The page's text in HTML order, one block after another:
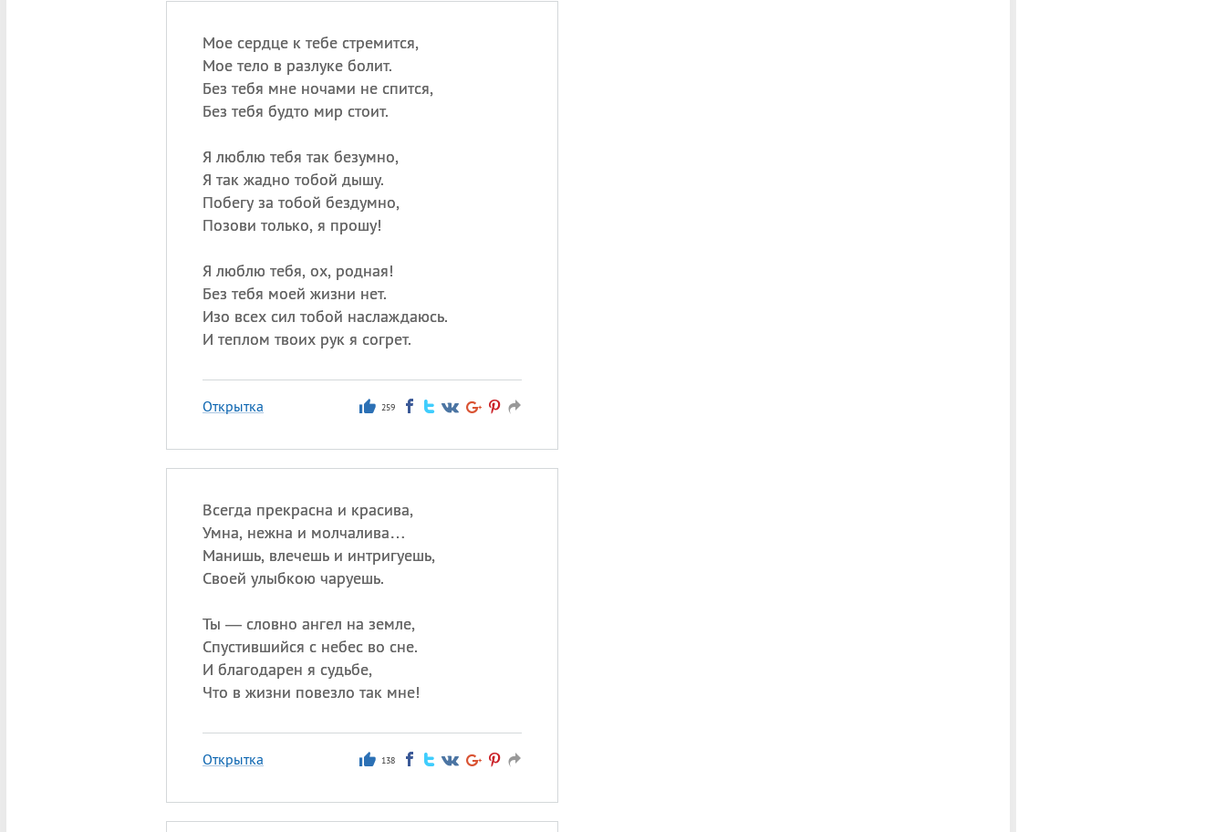
Мое сердце к тебе стремится,
Мое тело в разлуке болит.
Без тебя мне ночами не спится,
Без тебя будто мир стоит.
Я люблю тебя так безумно,
Я так жадно тобой дышу.
Побегу за тобой бездумно,
Позови только, я прошу!
Я люблю тебя, ох, родная!
Без тебя моей жизни нет.
Изо всех сил тобой наслаждаюсь.
И теплом твоих рук я согрет.
Открытка 259
Всегда прекрасна и красива,
Умна, нежна и молчалива…
Манишь, влечешь и интригуешь,
Своей улыбкою чаруешь.
Ты — словно ангел на земле,
Спустившийся с небес во сне.
И благодарен я судьбе,
Что в жизни повезло так мне!
Открытка 138